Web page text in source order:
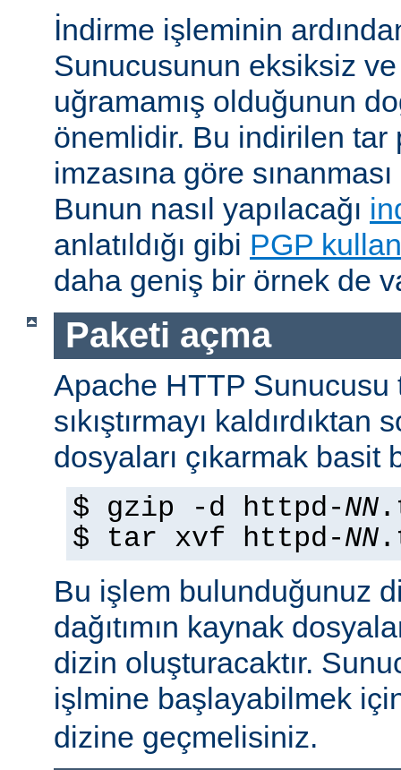
İndirme işleminin
Sunucusunun eksiksiz
uğramamış olduğunun
önemlidir. Bu indirilen tar
imzasına göre
Bunun nasıl yapılacağı
anlatıldığı gibi PGP
daha geniş bir örnek de
Paketi açma
Apache HTTP Sunucusu
sıkıştırmayı
dosyaları çıkarmak basit
$ gzip -d httpd-NN
$ tar xvf httpd-NN
Bu işlem bulunduğunuz
dağıtımın kaynak
dizin oluşturacaktır.
işlmine başlayabilmek
dizine geçmelisiniz.